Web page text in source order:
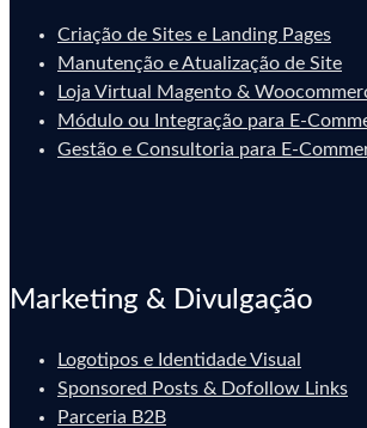
Criação de Sites e Landing Pages
Manutenção e Atualização de Site
Loja Virtual Magento &
Módulo ou Integração para E-
Gestão e Consultoria para E-
Marketing & Divulgação
Logotipos e Identidade Visual
Sponsored Posts & Dofollow Links
Parceria B2B